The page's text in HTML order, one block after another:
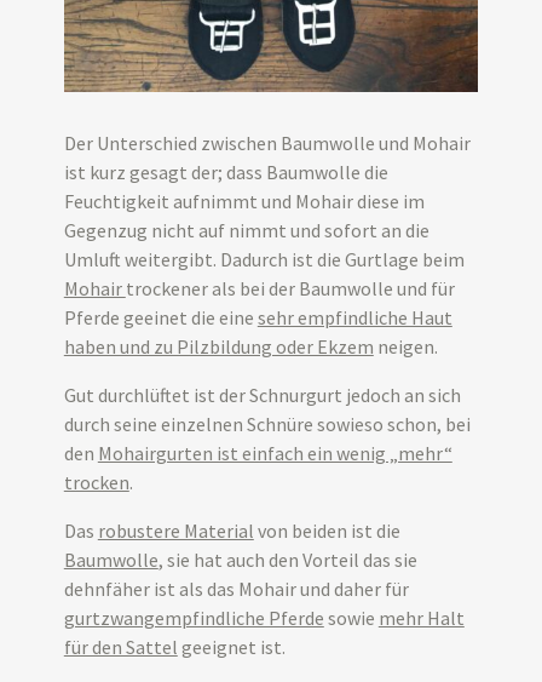
Der Unterschied zwischen Baumwolle und Mohair
ist kurz gesagt der; dass Baumwolle die
Feuchtigkeit aufnimmt und Mohair diese im
Gegenzug nicht auf nimmt und sofort an die
Umluft weitergibt. Dadurch ist die Gurtlage beim
Mohair trockener als bei der Baumwolle und für
Pferde geeinet die eine sehr empfindliche Haut
haben und zu Pilzbildung oder Ekzem neigen.
Gut durchlüftet ist der Schnurgurt jedoch an sich
durch seine einzelnen Schnüre sowieso schon, bei
den Mohairgurten ist einfach ein wenig „mehr“
trocken.
Das robustere Material von beiden ist die
Baumwolle, sie hat auch den Vorteil das sie
dehnfäher ist als das Mohair und daher für
gurtzwangempfindliche Pferde sowie mehr Halt
für den Sattel geeignet ist.